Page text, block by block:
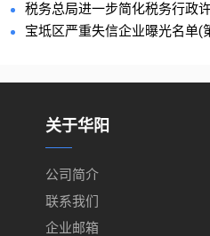
税务总局进一步简化税务行政
宝坻区严重失信企业曝光名单(
关于华阳
公司简介
联系我们
企业邮箱